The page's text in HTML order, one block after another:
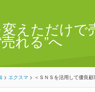
えただけで
れる”へ
> エクスマ > ＜ＳＮＳを活用して優良